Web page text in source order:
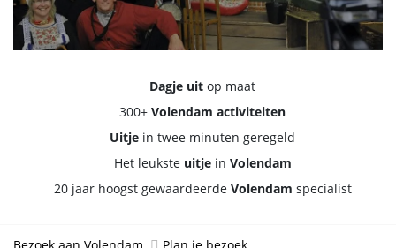
Dagje uit op maat
300+ Volendam activiteiten
Uitje in twee minuten geregeld
Het leukste uitjein Volendam
20 jaar hoogst gewaardeerde Volendam specialist